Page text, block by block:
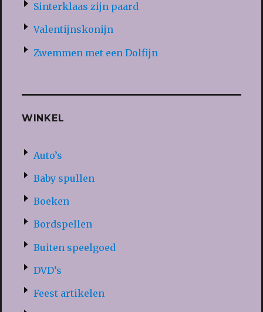
Sinterklaas zijn paard
Valentijnskonijn
Zwemmen met een Dolfijn
WINKEL
Auto’s
Baby spullen
Boeken
Bordspellen
Buiten speelgoed
DVD’s
Feest artikelen